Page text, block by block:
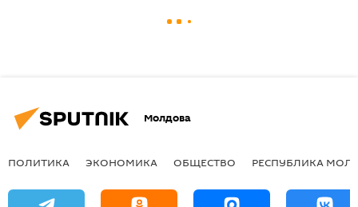
Молдова
ПОЛИТИКА ЭКОНОМИКА ОБЩЕСТВО РЕСПУБЛИКА